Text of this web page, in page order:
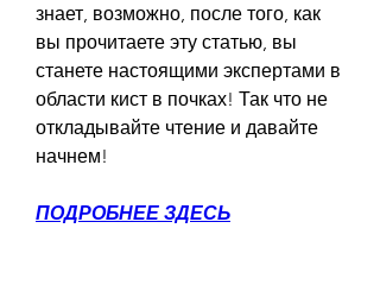
знает, возможно, после того, как
вы прочитаете эту статью, вы
станете настоящими экспертами в
области кист в почках! Так что не
откладывайте чтение и давайте
начнем!
ПОДРОБНЕЕ ЗДЕСЬ